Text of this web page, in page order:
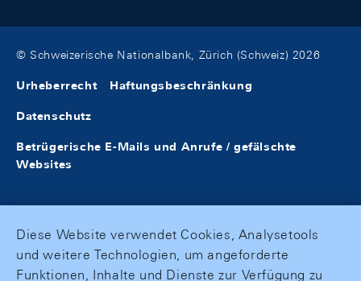
© Schweizerische Nationalbank, Zürich (Schweiz) 2026
Urheberrecht Haftungsbeschränkung
Datenschutz
Betrügerische E-Mails und Anrufe / gefälschte
Websites
Diese Website verwendet Cookies, Analysetools
und weitere Technologien, um angeforderte
Funktionen, Inhalte und Dienste zur Verfügung zu